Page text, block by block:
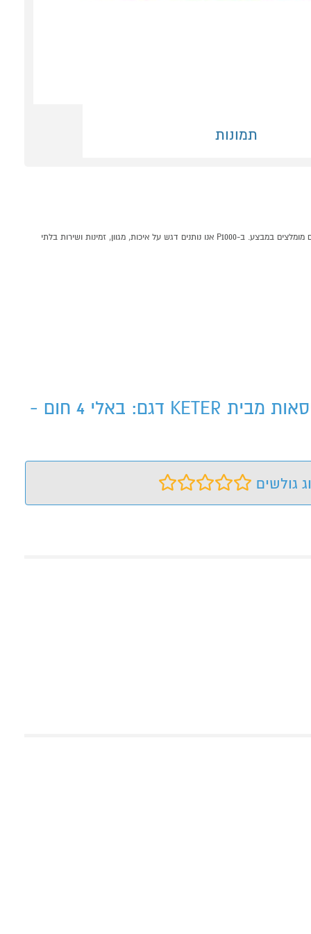
תמונות
פינת אוכל באלי חום כוללת 4 כיסאות מבית KETER קונים אונליין בקטגוריית פינות אוכל לגן במחלקת ריהוט חצר וגן בP1000 - אתר קניות ישראלי בטוח, משתלם ונוח המציע מוצרים מומלצים במבצע. ב-P1000 אנו נותנים דגש על איכות, מגוון, זמינות ושירות בלתי
פינת אוכל באלי חום כוללת 4 כיסאות מבית KETERפינת אוכל באלי חום כוללת 4 כיסאות מבית KETER דגם: באלי 4 חום -
גולשים